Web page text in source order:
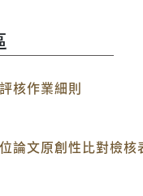
核作業細則
論文原創性比對檢核